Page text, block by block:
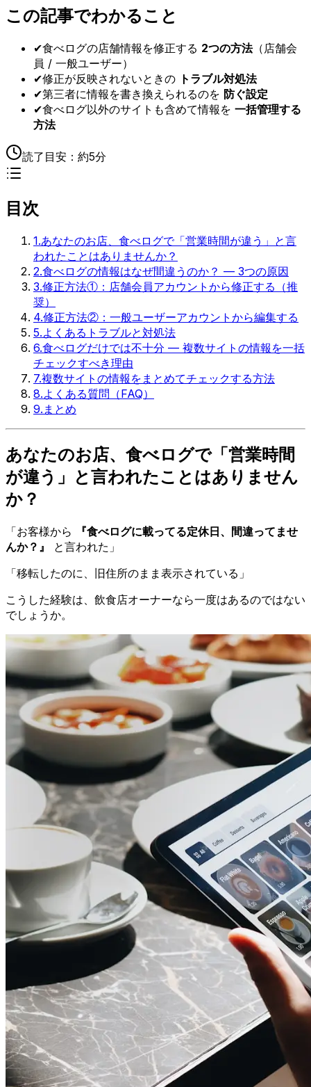
この記事でわかること
✔食べログの店舗情報を修正する 2つの方法（店舗会
員 / 一般ユーザー）
✔修正が反映されないときの トラブル対処法
✔第三者に情報を書き換えられるのを 防ぐ設定
✔食べログ以外のサイトも含めて情報を 一括管理する
方法
読了目安： 約5分
目次
1.あなたのお店、食べログで「営業時間が違う」と言
われたことはありませんか？
2.食べログの情報はなぜ間違うのか？ — 3つの原因
3.修正方法①：店舗会員アカウントから修正する（推
奨）
4.修正方法②：一般ユーザーアカウントから編集する
5.よくあるトラブルと対処法
6.食べログだけでは不十分 — 複数サイトの情報を一括
チェックすべき理由
7.複数サイトの情報をまとめてチェックする方法
8.よくある質問（FAQ）
9. まとめ
あなたのお店、食べログで「営業時間
が違う」と言われたことはありません
か？
「お客様から
『食べログに載ってる定休日、間違ってませ
んか？』
と言われた」
「移転したのに、旧住所のまま表示されている」
こうした経験は、飲食店オーナーなら一度はあるのではない
でしょうか。